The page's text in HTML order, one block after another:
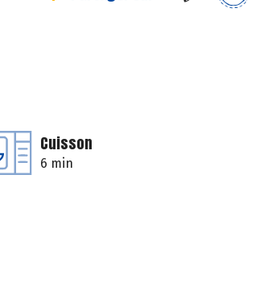
Cuisson
6 min